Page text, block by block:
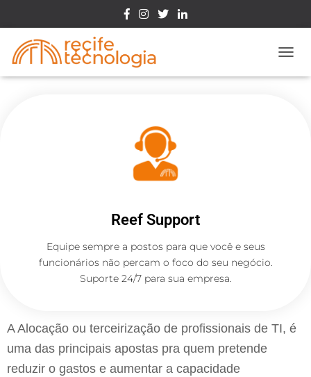
Reef Support
Equipe sempre a postos para que você e seus
funcionários não percam o foco do seu negócio.
Suporte 24/7 para sua empresa.
A Alocação ou terceirização de profissionais de TI, é
uma das principais apostas pra quem pretende
reduzir o gastos e aumentar a capacidade